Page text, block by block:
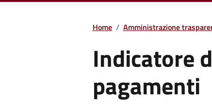
Home / Amministrazione
Indicatore
pagamenti